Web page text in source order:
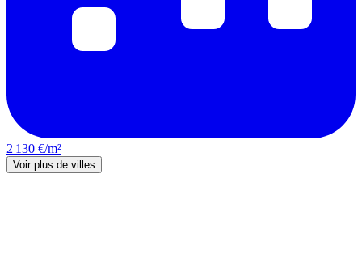
2 130 €/m²
Voir plus de villes